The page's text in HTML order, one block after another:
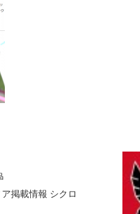
ア掲載情報 シクロ